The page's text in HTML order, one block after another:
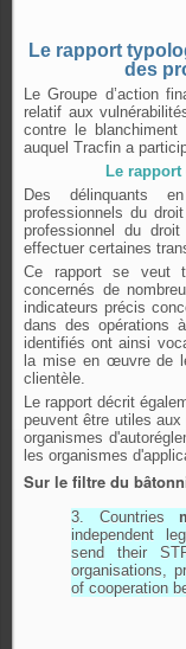
Le rapport
des
Le Groupe d’action
relatif aux
contre le
auquel Tracfin a
Le
Des délinquants
professionnels du
professionnel du
effectuer certaines
Ce rapport se veut
concernés de
indicateurs précis
dans des opérations
identifiés ont ainsi
la mise en œuvre de
clientèle.
Le rapport décrit
peuvent être utiles
organismes
les organismes
Sur le filtre du
3. Countries
independent
send their
organisations,
of cooperation